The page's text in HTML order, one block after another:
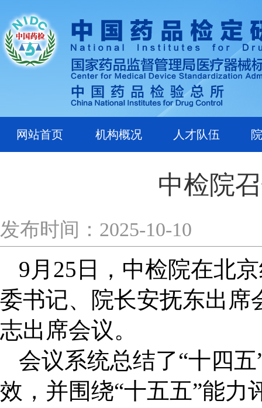
网站首页 机构概况 人才队伍
中检院
发布时间：2025-10-10
9 月 25 日，中检院在北
委书记、院长安抚东出席
志出席会议。
会议系统总结了“十四
效，并围绕“十五五”能力